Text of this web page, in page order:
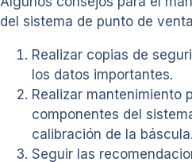
del sistema de punto de
Realizar copias de
los datos importantes.
Realizar mantenimiento
componentes del
calibración de la báscula.
Seguir las